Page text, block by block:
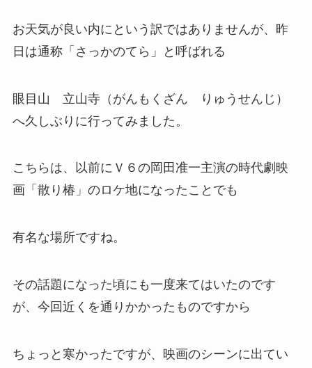
お天気が良い内にという訳ではありませんが、昨
日は通称「さっかのてら」と呼ばれる
眼目山 立山寺（がんもくざん りゅうせんじ）
へ久しぶりに行ってみました。
こちらは、以前にＶ６の岡田准一主演の時代劇映
画「散り椿」のロケ地になったことでも
有名な場所ですね。
その話題になった頃にも一度来てはいたのです
が、今回近くを通りかかったものですから
ちょっと寒かったですが、映画のシーンに出てい